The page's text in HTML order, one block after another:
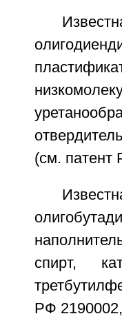
(см. патент
спирт,
РФ